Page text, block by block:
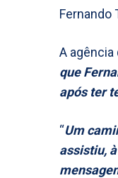
Fernando
A agência
que
após ter
“Um
assistiu,